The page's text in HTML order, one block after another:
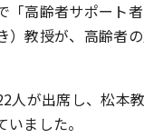
高齢者サポート
教授が、高齢者
人が出席し、松本
ました。